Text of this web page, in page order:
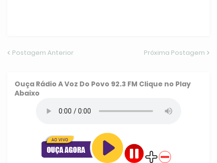
Postagem Anterior Próxima Postagem
Ouça Rádio A Voz Do Povo 92.3 FM Clique no Play
Abaixo